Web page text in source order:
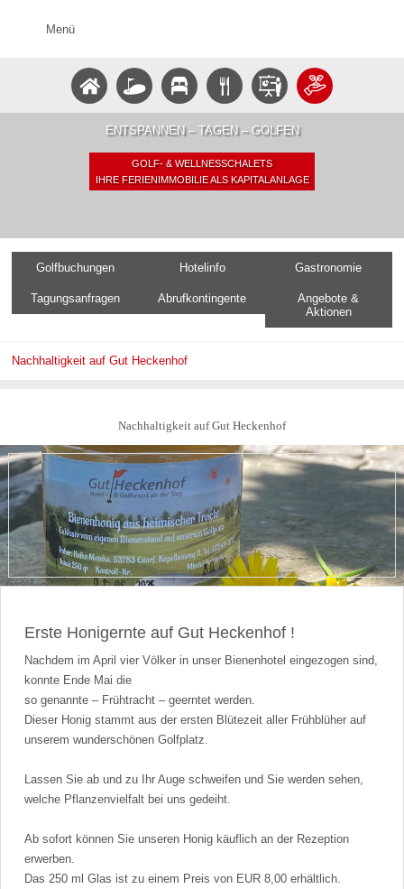
Menü
ENTSPANNEN – TAGEN – GOLFEN
GOLF- & WELLNESSCHALETS
IHRE FERIENIMMOBILIE ALS KAPITALANLAGE
Golfbuchungen Hotelinfo Gastronomie
Tagungsanfragen Abrufkontingente
Angebote &
Aktionen
Nachhaltigkeit auf Gut Heckenhof
Nachhaltigkeit auf Gut Heckenhof
Erste Honigernte auf Gut Heckenhof !
Nachdem im April vier Völker in unser Bienenhotel eingezogen sind,
konnte Ende Mai die
so genannte – Frühtracht – geerntet werden.
Dieser Honig stammt aus der ersten Blütezeit aller Frühblüher auf
unserem wunderschönen Golfplatz.
Lassen Sie ab und zu Ihr Auge schweifen und Sie werden sehen,
welche Pflanzenvielfalt bei uns gedeiht.
Ab sofort können Sie unseren Honig käuflich an der Rezeption
erwerben.
Das 250 ml Glas ist zu einem Preis von EUR 8,00 erhältlich.